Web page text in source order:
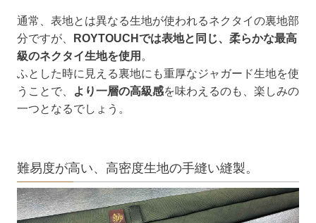
通常、表地とは異なる生地が使われるネクタイの裏地部
分ですが、
ROYTOUCHでは表地と同じ、柔らかな最高
級のネクタイ生地を使用 。
ふとした時に見える裏地にも重厚なジャガード生地を使
うことで、
より一層の高級感を味わえるのも、楽しみの
一つとなるでしょう。
難易度が高い、高密度生地の手縫い縫製。